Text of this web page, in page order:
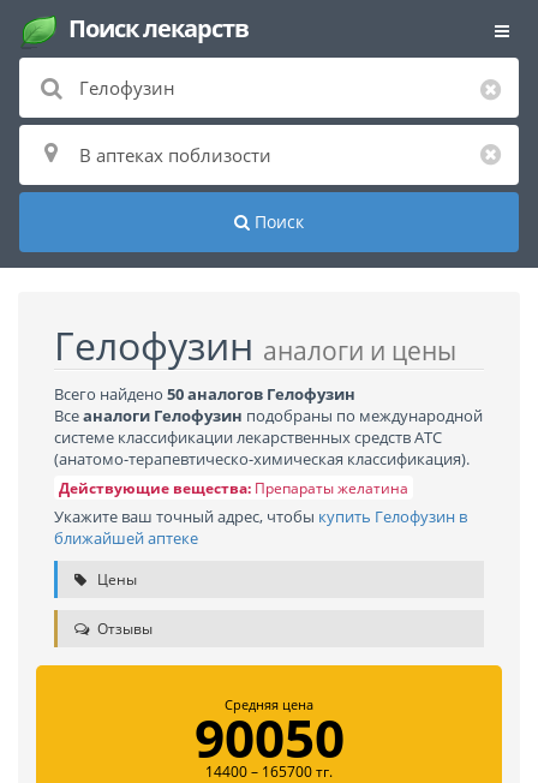
Поиск лекарств
Поиск
Гелофузин аналоги и цены
Всего найдено 50 аналогов Гелофузин
Всеаналоги Гелофузин подобраны по международной
системе классификации лекарственных средств АТС
(анатомо-терапевтическо-химическая классификация).
Действующие вещества: Препараты желатина
Укажите ваш точный адрес, чтобы купить Гелофузин в
ближайшей аптеке
Цены
Отзывы
Средняя цена
90050
14400 – 165700 тг.